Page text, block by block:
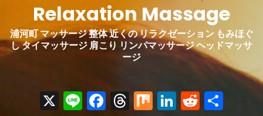
Relaxation Massage
浦河町 マッサージ 整体 近くの リラクゼーション もみほぐ
し タイマッサージ 肩こり リンパマッサージ ヘッドマッサ
ージ
X LineFacebook
Threads
MixLinkedIn
Reddit